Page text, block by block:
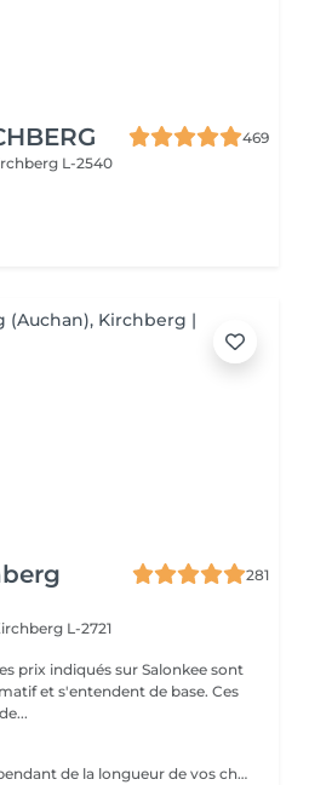
469
L-2540
281
L-2721
prix indiqués sur Salonkee sont
et s'entendent de base. Ces
Le tarif final peut varier dépendant de la longueur de vos cheveux ainsi que des soins et produits utilisés.